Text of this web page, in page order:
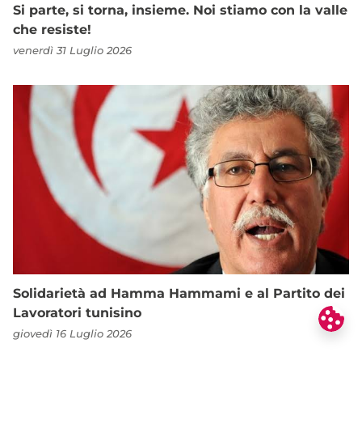
Si parte, si torna, insieme. Noi stiamo con la valle
che resiste!
venerdì 31 Luglio 2026
Solidarietà ad Hamma Hammami e al Partito dei
Lavoratori tunisino
giovedì 16 Luglio 2026